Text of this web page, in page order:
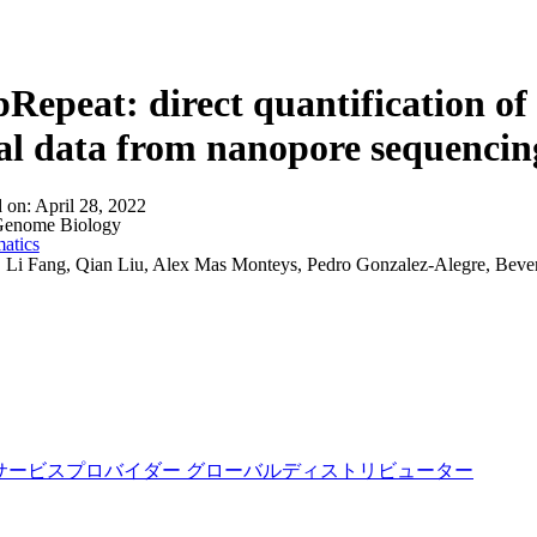
direct quantification
data from nanopore
on: April 28, 2022
Biology
Li Fang, Qian Liu, Alex Mas Monteys, Pedro Gonzalez-Alegre,
ービスプロバイダー グローバルディストリビューター